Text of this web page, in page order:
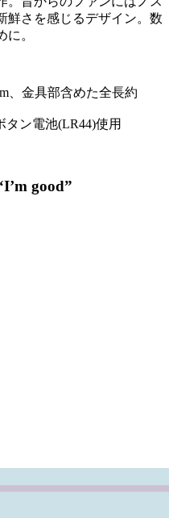
鮮さを感じるデザイン。数
。
、金具部含めた全長約
タン電池(LR44)使用
good”